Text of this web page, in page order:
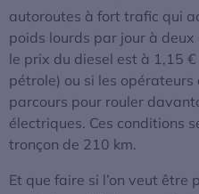
autoroutes à fort trafic qui
poids lourds par jour à
le prix du diesel est à 1,15
pétrole) ou si les
parcours pour rouler
électriques. Ces conditions
tronçon de 210 km.
Et que faire si l’on veut être